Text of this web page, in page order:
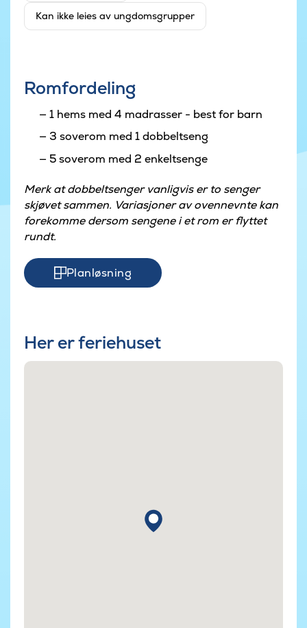
Kan ikke leies av ungdomsgrupper
Romfordeling
1 hems med 4 madrasser - best for barn
3 soverom med 1 dobbeltseng
5 soverom med 2 enkeltsenge
Merk at dobbeltsenger vanligvis er to senger
skjøvet sammen. Variasjoner av ovennevnte kan
forekomme dersom sengene i et rom er flyttet
rundt.
Planløsning
Her er feriehuset